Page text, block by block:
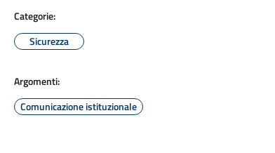
Categorie:
Sicurezza
Argomenti:
Comunicazione istituzionale